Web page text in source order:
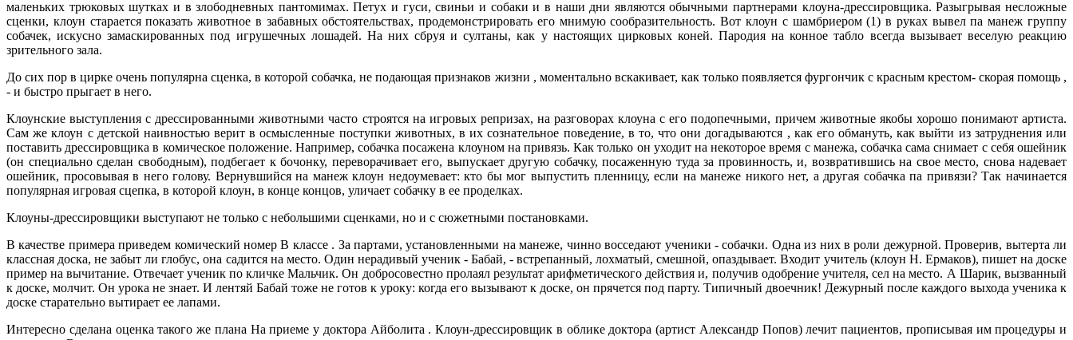
маленьких трюковых шутках и в злободневных пантомимах. Петух и гуси, свиньи и собаки и в наши дни являются обычными партнерами клоуна-дрессировщика. Разыгрывая несложные
сценки, клоун старается показать животное в забавных обстоятельствах, продемонстрировать его мнимую сообразительность. Вот клоун с шамбриером (1) в руках вывел па манеж группу
собачек, искусно замаскированных под игрушечных лошадей. На них сбруя и султаны, как у настоящих цирковых коней. Пародия на конное табло всегда вызывает веселую реакцию
зрительного зала.
До сих пор в цирке очень популярна сценка, в которой собачка, не подающая признаков жизни , моментально вскакивает, как только появляется фургончик с красным крестом- скорая помощь ,
- и быстро прыгает в него.
Клоунские выступления с дрессированными животными часто строятся на игровых репризах, на разговорах клоуна с его подопечными, причем животные якобы хорошо понимают артиста.
Сам же клоун с детской наивностью верит в осмысленные поступки животных, в их сознательное поведение, в то, что они догадываются , как его обмануть, как выйти из затруднения или
поставить дрессировщика в комическое положение. Например, собачка посажена клоуном на привязь. Как только он уходит на некоторое время с манежа, собачка сама снимает с себя ошейник
(он специально сделан свободным), подбегает к бочонку, переворачивает его, выпускает другую собачку, посаженную туда за провинность, и, возвратившись на свое место, снова надевает
ошейник, просовывая в него голову. Вернувшийся на манеж клоун недоумевает: кто бы мог выпустить пленницу, если на манеже никого нет, а другая собачка па привязи? Так начинается
популярная игровая сцепка, в которой клоун, в конце концов, уличает собачку в ее проделках.
Клоуны-дрессировщики выступают не только с небольшими сценками, но и с сюжетными постановками.
В качестве примера приведем комический номер В классе . За партами, установленными на манеже, чинно восседают ученики - собачки. Одна из них в роли дежурной. Проверив, вытерта ли
классная доска, не забыт ли глобус, она садится на место. Один нерадивый ученик - Бабай, - встрепанный, лохматый, смешной, опаздывает. Входит учитель (клоун Н. Ермаков), пишет на доске
пример на вычитание. Отвечает ученик по кличке Мальчик. Он добросовестно пролаял результат арифметического действия и, получив одобрение учителя, сел на место. А Шарик, вызванный
к доске, молчит. Он урока не знает. И лентяй Бабай тоже не готов к уроку: когда его вызывают к доске, он прячется под парту. Типичный двоечник! Дежурный после каждого выхода ученика к
доске старательно вытирает ее лапами.
Интересно сделана оценка такого же плана На приеме у доктора Айболита . Клоун-дрессировщик в облике доктора (артист Александр Попов) лечит пациентов, прописывая им процедуры и